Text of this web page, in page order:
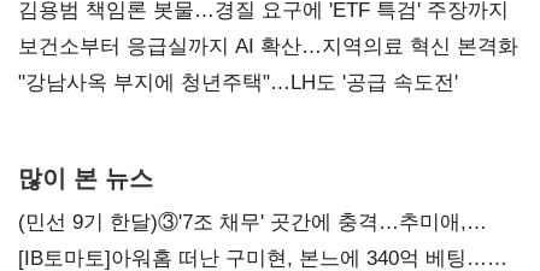
김용범 책임론 봇물…경질 요구에 'ETF 특검' 주장까지
보건소부터 응급실까지 AI 확산…지역의료 혁신 본격화
"강남사옥 부지에 청년주택"…LH도 '공급 속도전'
많이 본 뉴스
(민선 9기 한달)③'7조 채무' 곳간에 충격…추미애,
20년만에 '비상재정' 선언 승부수
[IB토마토]아워홈 떠난 구미현, 본느에 340억 베팅…